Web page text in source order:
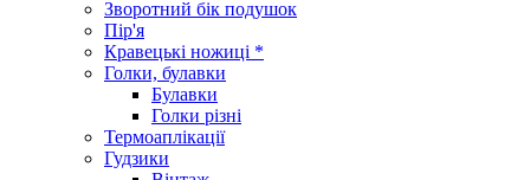
Зворотний бік подушок
Пір'я
Кравецькі ножиці *
Голки, булавки
Булавки
Голки різні
Термоаплікації
Гудзики